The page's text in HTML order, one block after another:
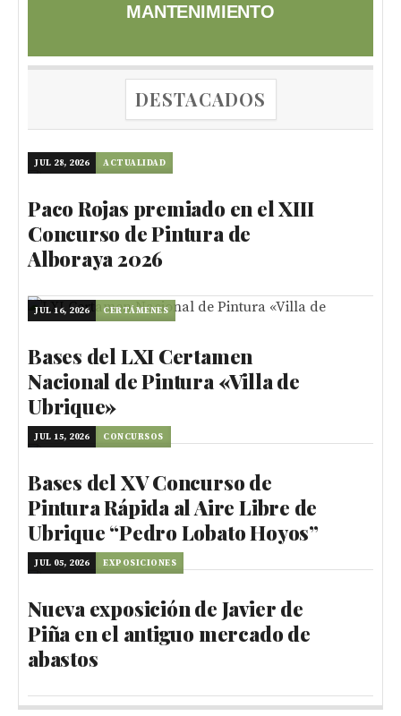
MANTENIMIENTO
DESTACADOS
JUL 28, 2026 ACTUALIDAD
Paco Rojas premiado en el XIII
Concurso de Pintura de
Alboraya 2026
JUL 16, 2026 CERTÁMENES
Bases del LXI Certamen
Nacional de Pintura «Villa de
Ubrique»
JUL 15, 2026 CONCURSOS
Bases del XV Concurso de
Pintura Rápida al Aire Libre de
Ubrique “Pedro Lobato Hoyos”
JUL 05, 2026 EXPOSICIONES
Nueva exposición de Javier de
Piña en el antiguo mercado de
abastos